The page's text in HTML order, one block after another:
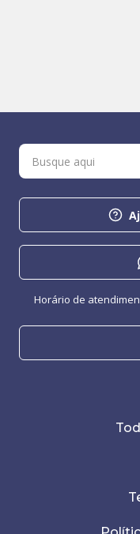
Horário de